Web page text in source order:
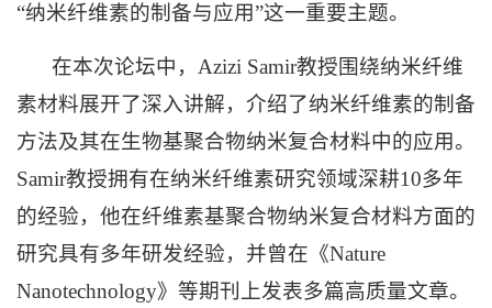
“纳米纤维素的制备与应用”这一重要主题。
在本次论坛中， Azizi Samir教授围绕纳米纤维
素材料展开了深入讲解，介绍了纳米纤维素的制备
方法及其在生物基聚合物纳米复合材料中的应用。
Samir教授拥有在纳米纤维素研究领域深耕10多年
的经验，他在纤维素基聚合物纳米复合材料方面的
研究具有多年研发经验，并曾在《Nature
Nanotechnology》等期刊上发表多篇高质量文章。